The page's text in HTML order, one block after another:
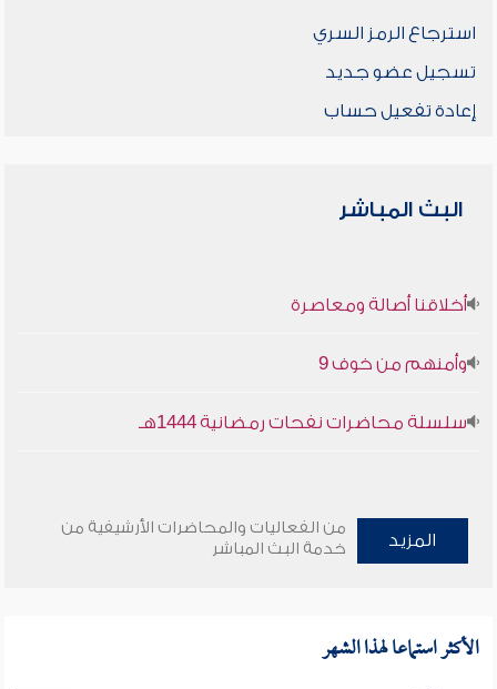
استرجاع الرمز السري
تسجيل عضو جديد
إعادة تفعيل حساب
البث المباشر
أخلاقنا أصالة ومعاصرة
وأمنهم من خوف 9
سلسلة محاضرات نفحات رمضانية 1444هـ
المزيد
من الفعاليات والمحاضرات الأرشيفية من
خدمة البث المباشر
الأكثر استماعا لهذا الشهر